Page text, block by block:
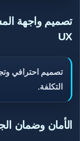
UX
تصميم احترافي
التكلفة.
الأمان وضمان